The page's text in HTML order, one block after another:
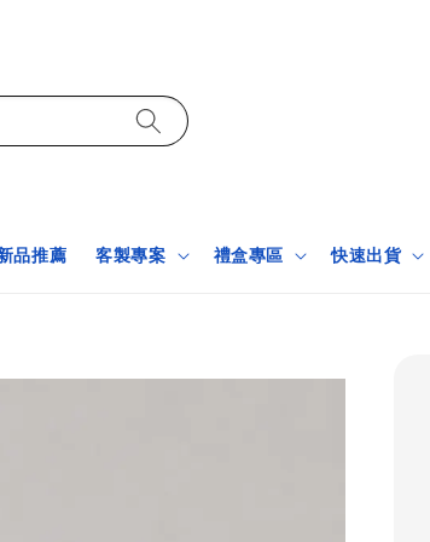
品推薦 客製專案 禮盒專區 快速出貨